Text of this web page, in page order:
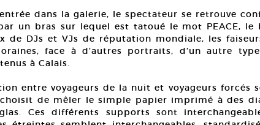
dans la galerie, le spectateur se retrouve
un bras sur lequel est tatoué le mot PEACE, le
de DJs et VJs de réputation mondiale, les
face à d’autres portraits, d’un autre
à Calais.
entre voyageurs de la nuit et voyageurs forcés
choisit de mêler le simple papier imprimé à des
Ces différents supports sont